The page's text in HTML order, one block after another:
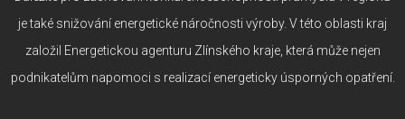
je také snižování energetické náročnosti výroby. V této oblasti kraj
založil Energetickou agenturu Zlínského kraje, která může nejen
podnikatelům napomoci s realizací energeticky úsporných opatření.